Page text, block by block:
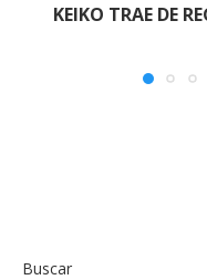
KEIKO TRAE DE
Buscar